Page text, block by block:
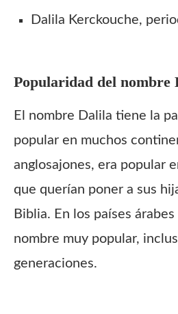
Dalila Kerckouche,
Popularidad del nombre
El nombre Dalila tiene la
popular en muchos
anglosajones, era popular
que querían poner a sus
Biblia. En los países
nombre muy popular,
generaciones.